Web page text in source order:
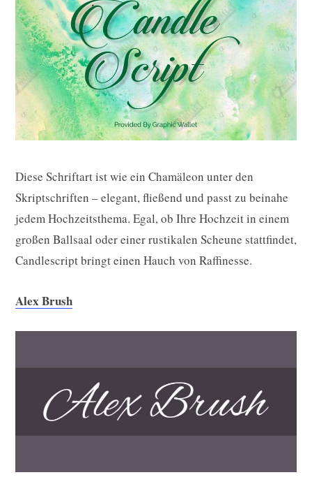
Diese Schriftart ist wie ein Chamäleon unter den
Skriptschriften – elegant, fließend und passt zu beinahe
jedem Hochzeitsthema. Egal, ob Ihre Hochzeit in einem
großen Ballsaal oder einer rustikalen Scheune stattfindet,
Candlescript bringt einen Hauch von Raffinesse.
Alex Brush